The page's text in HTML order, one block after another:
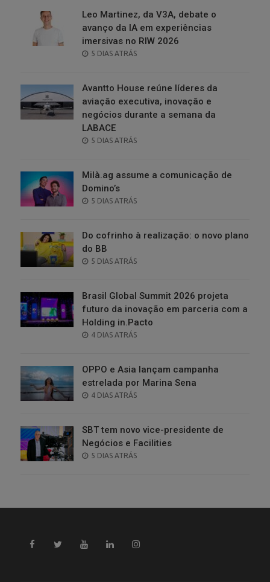
Leo Martinez, da V3A, debate o
avanço da IA em experiências
imersivas no RIW 2026
POSTED
5 DIAS ATRÁS
Avantto House reúne líderes da
aviação executiva, inovação e
negócios durante a semana da
LABACE
POSTED
5 DIAS ATRÁS
Milà.ag assume a comunicação de
Domino’s
POSTED
5 DIAS ATRÁS
Do cofrinho à realização: o novo plano
do BB
POSTED
5 DIAS ATRÁS
Brasil Global Summit 2026 projeta
futuro da inovação em parceria com a
Holding in.Pacto
POSTED
4 DIAS ATRÁS
OPPO e Asia lançam campanha
estrelada por Marina Sena
POSTED
4 DIAS ATRÁS
SBT tem novo vice-presidente de
Negócios e Facilities
POSTED
5 DIAS ATRÁS